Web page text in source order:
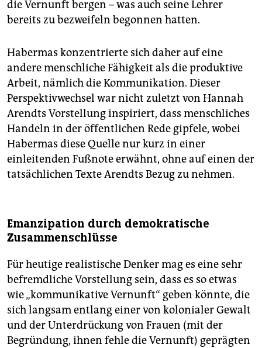
die Vernunft bergen – was auch seine Lehrer
bereits zu bezweifeln begonnen hatten.
Habermas konzentrierte sich daher auf eine
andere menschliche Fähigkeit als die produktive
Arbeit, nämlich die Kommunikation. Dieser
Perspektivwechsel war nicht zuletzt von Hannah
Arendts Vorstellung inspiriert, dass menschliches
Handeln in der öffentlichen Rede gipfele, wobei
Habermas diese Quelle nur kurz in einer
einleitenden Fußnote erwähnt, ohne auf einen der
tatsächlichen Texte Arendts Bezug zu nehmen.
Emanzipation durch demokratische
Zusammenschlüsse
Für heutige realistische Denker mag es eine sehr
befremdliche Vorstellung sein, dass es so etwas
wie „kommunikative Vernunft“ geben könnte, die
sich langsam entlang einer von kolonialer Gewalt
und der Unterdrückung von Frauen (mit der
Begründung, ihnen fehle die Vernunft) geprägten